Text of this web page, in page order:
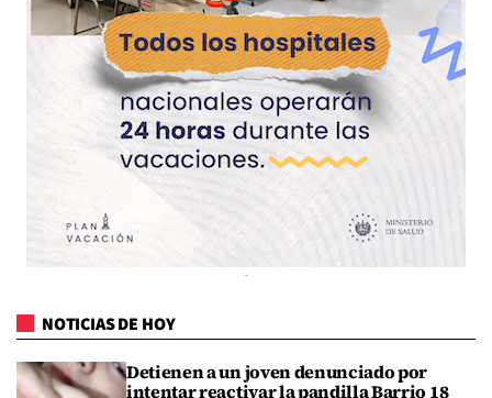
NOTICIAS DE HOY
Detienen a un joven denunciado por
intentar reactivar la pandilla Barrio 18